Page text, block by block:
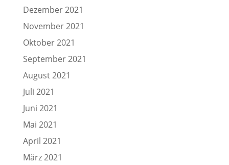
Dezember 2021
November 2021
Oktober 2021
September 2021
August 2021
Juli 2021
Juni 2021
Mai 2021
April 2021
März 2021